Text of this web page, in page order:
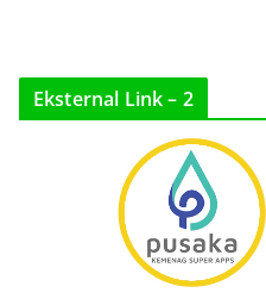
Eksternal Link – 2